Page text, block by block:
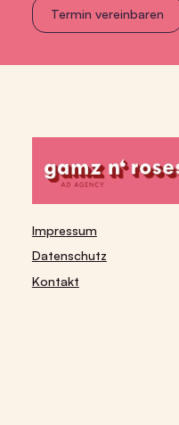
Termin vereinbaren
Impressum
Datenschutz
Kontakt